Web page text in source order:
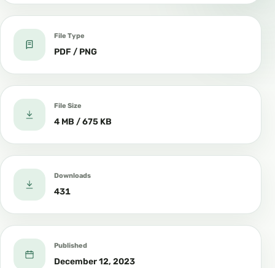
File Type
PDF / PNG
File Size
4 MB / 675 KB
Downloads
431
Published
December 12, 2023